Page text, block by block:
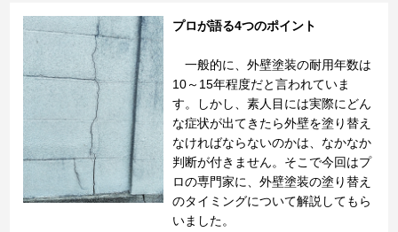
プロが語る4つのポイント
一般的に、外壁塗装の耐用年数は
10～15年程度だと言われていま
す。しかし、素人目には実際にどん
な症状が出てきたら外壁を塗り替え
なければならないのかは、なかなか
判断が付きません。そこで今回はプ
ロの専門家に、外壁塗装の塗り替え
のタイミングについて解説してもら
いました。